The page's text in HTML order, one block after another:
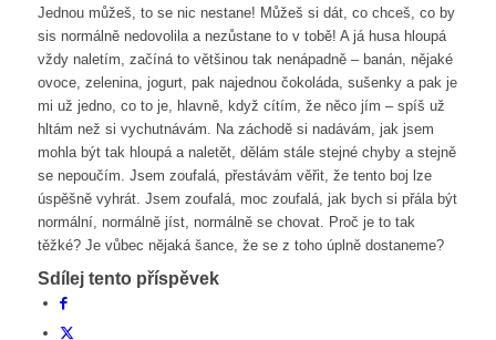
Jednou můžeš, to se nic nestane! Můžeš si dát, co chceš, co by
sis normálně nedovolila a nezůstane to v tobě! A já husa hloupá
vždy naletím, začíná to většinou tak nenápadně – banán, nějaké
ovoce, zelenina, jogurt, pak najednou čokoláda, sušenky a pak je
mi už jedno, co to je, hlavně, když cítím, že něco jím – spíš už
hltám než si vychutnávám. Na záchodě si nadávám, jak jsem
mohla být tak hloupá a naletět, dělám stále stejné chyby a stejně
se nepoučím. Jsem zoufalá, přestávám věřit, že tento boj lze
úspěšně vyhrát. Jsem zoufalá, moc zoufalá, jak bych si přála být
normální, normálně jíst, normálně se chovat. Proč je to tak
těžké? Je vůbec nějaká šance, že se z toho úplně dostaneme?
Sdílej tento příspěvek